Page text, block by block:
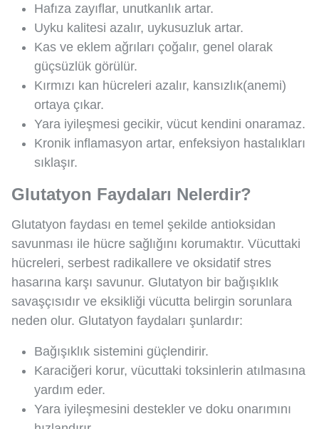
Hafıza zayıflar, unutkanlık artar.
Uyku kalitesi azalır, uykusuzluk artar.
Kas ve eklem ağrıları çoğalır, genel olarak
güçsüzlük görülür.
Kırmızı kan hücreleri azalır, kansızlık(anemi)
ortaya çıkar.
Yara iyileşmesi gecikir, vücut kendini onaramaz.
Kronik inflamasyon artar, enfeksiyon hastalıkları
sıklaşır.
Glutatyon Faydaları Nelerdir?
Glutatyon faydası en temel şekilde antioksidan
savunması ile hücre sağlığını korumaktır. Vücuttaki
hücreleri, serbest radikallere ve oksidatif stres
hasarına karşı savunur. Glutatyon bir bağışıklık
savaşçısıdır ve eksikliği vücutta belirgin sorunlara
neden olur. Glutatyon faydaları şunlardır:
Bağışıklık sistemini güçlendirir.
Karaciğeri korur, vücuttaki toksinlerin atılmasına
yardım eder.
Yara iyileşmesini destekler ve doku onarımını